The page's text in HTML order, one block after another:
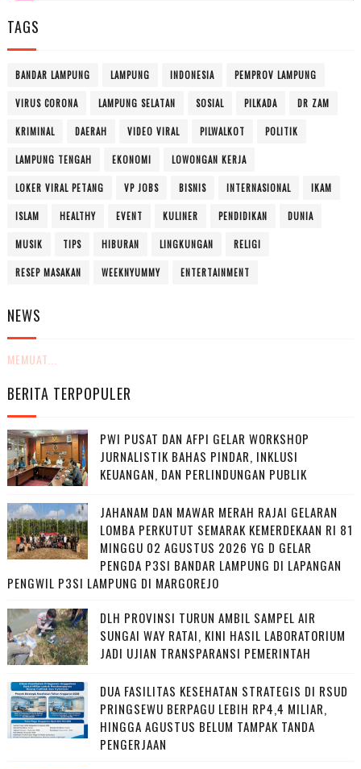
TAGS
BANDAR LAMPUNG LAMPUNG INDONESIA PEMPROV LAMPUNG
VIRUS CORONA LAMPUNG SELATAN SOSIAL PILKADA DR ZAM
KRIMINAL DAERAH VIDEO VIRAL PILWALKOT POLITIK
LAMPUNG TENGAH EKONOMI LOWONGAN KERJA
LOKER VIRAL PETANG VP JOBS BISNIS INTERNASIONAL IKAM
ISLAM HEALTHY EVENT KULINER PENDIDIKAN DUNIA
MUSIK TIPS HIBURAN LINGKUNGAN RELIGI
RESEP MASAKAN WEEKNYUMMY ENTERTAINMENT
NEWS
MEMUAT...
BERITA TERPOPULER
PWI PUSAT DAN AFPI GELAR WORKSHOP
JURNALISTIK BAHAS PINDAR, INKLUSI
KEUANGAN, DAN PERLINDUNGAN PUBLIK
JAHANAM DAN MAWAR MERAH RAJAI GELARAN
LOMBA PERKUTUT SEMARAK KEMERDEKAAN RI 81
MINGGU 02 AGUSTUS 2026 YG D GELAR
PENGDA P3SI BANDAR LAMPUNG DI LAPANGAN
PENGWIL P3SI LAMPUNG DI MARGOREJO
DLH PROVINSI TURUN AMBIL SAMPEL AIR
SUNGAI WAY RATAI, KINI HASIL LABORATORIUM
JADI UJIAN TRANSPARANSI PEMERINTAH
DUA FASILITAS KESEHATAN STRATEGIS DI RSUD
PRINGSEWU BERPAGU LEBIH RP4,4 MILIAR,
HINGGA AGUSTUS BELUM TAMPAK TANDA
PENGERJAAN